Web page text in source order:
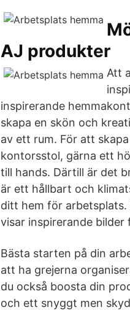
AJ produkter
Att
inspirerande
skapa en skön och
av ett rum. För att
kontorsstol, gärna ett
till hands. Därtill är det
är ett hållbart och
ditt hem för arbetsplats.
visar inspirerande bilder
Bästa starten på din
att ha grejerna
du också boosta din
och ett snyggt men